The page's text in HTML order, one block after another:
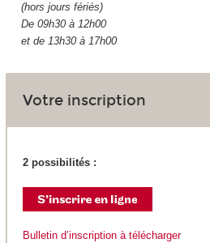
(hors jours fériés)
De 09h30 à 12h00
et de 13h30 à 17h00
Votre inscription
2 possibilités :
Bulletin d’inscription à télécharger